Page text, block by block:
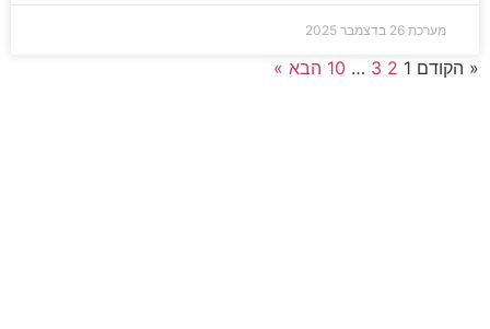
מערכת 26 בדצמבר 2025
« הקודם 1
2
3
…
10 הבא »